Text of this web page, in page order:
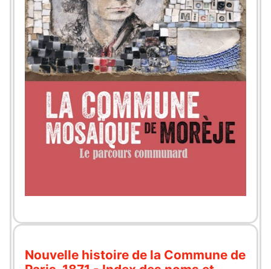
Nouvelle histoire de la Commune de